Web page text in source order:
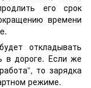
его срок
времени
откладывать
в дороге. Если же
то зарядка
режиме.